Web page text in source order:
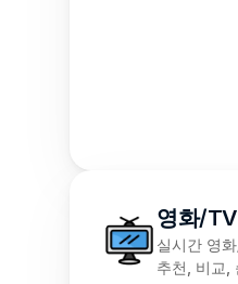
영화/TV
실시간 영
추천, 비교,